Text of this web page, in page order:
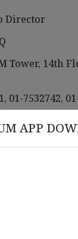
Director
Tower, 14th
, 01-7532742,
with
မတ် 12 ,
𝑩𝑵𝑲
APP